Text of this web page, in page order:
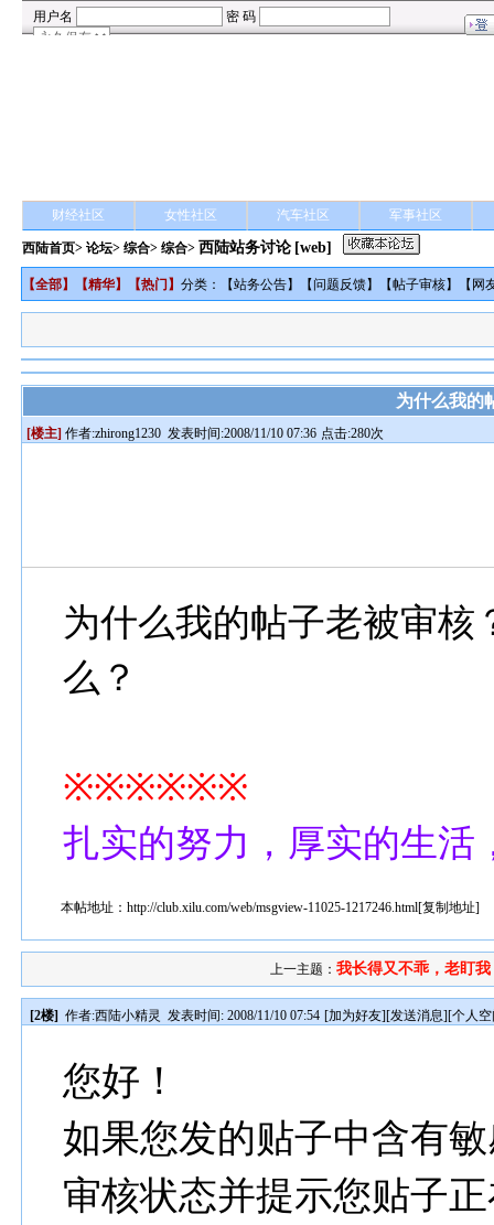
财经社区 女性社区 汽车社区 军事社区
西陆首页>论坛>综合> 综合> 西陆站务讨论 [web]
【全部】【精华】【热门 】分类：【站务公告】【问题反馈】【帖子审核】【 网
为什么我的
[楼主] 作者:zhirong1230 发表时间:2008/11/10 07:36 点击:280次
为什么我的帖子老被审核
么？
※※※※※※
扎实的努力，厚实的生活
本帖地址：http://club.xilu.com/web/msgview-11025-1217246.html[复制地址]
上一主题： 我长得又不乖，老盯我
[2楼] 作者:西陆小精灵 发表时间: 2008/11/10 07:54 [加为好友][发送消息][个人
您好！
如果您发的贴子中含有
审核状态并提示您贴子